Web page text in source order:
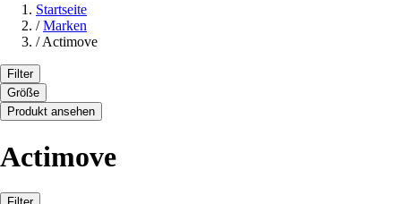
Startseite
/ Marken
/Actimove
Filter
Größe
Produkt ansehen
Actimove